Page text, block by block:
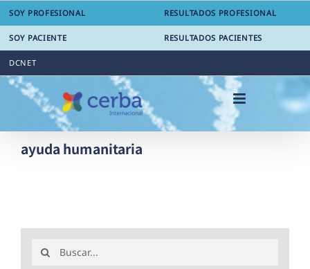
Saltar
contenido
SOY PROFESIONAL RESULTADOS PROFESIONAL
SOY PACIENTE RESULTADOS PACIENTES
DCNET
ayuda humanitaria